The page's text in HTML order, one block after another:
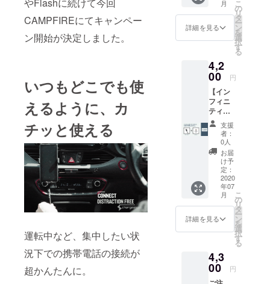
CAMPFIREにてキャンペー
ン開始が決定しました。
いつもどこでも使
えるように、カ
チッと使える
運転中など、集中したい状
況下での携帯電話の接続が
超かんたんに。
ます。
色はガ
ンメタ
単品で
のご支
援はで
きませ
ん。
限定 リ
ターン
内容：
1.2m
ケーブ
チップ
x1 コー
ドホル
ダー
チップ
取り外
しツー
チップ
(アップ
ル/USB-
C/マイ
クロ
USBの
中から1
つ)をお
選びい
みの価
格とな
りま
月
詳細を見る
こ
の
リ
タ
ー
ン
を
選
択
す
る
4,2
00 円
【イン
フィニ
ティ
ケーブ
ル x1
CAMPF
IRE価
格
39%オ
フ】 リ
ターン
内容：
1.2m
ケーブ
ル x1
チップ
ドホル
ダー
チップ
支援
者：
0人
お届
け予
定：
2020
年07
月
詳細を見る
こ
の
リ
タ
ー
ン
を
選
択
す
る
4,3
00 円